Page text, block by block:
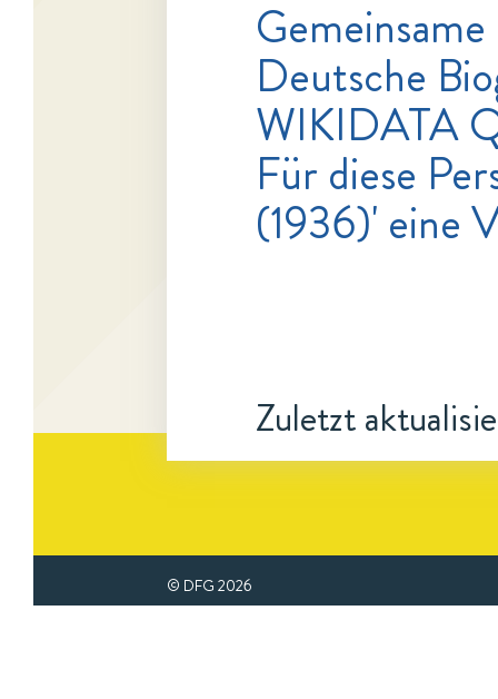
Deutsche
WIKIDATA
Für diese
(1936)' eine
Zuletzt
© DFG 2026